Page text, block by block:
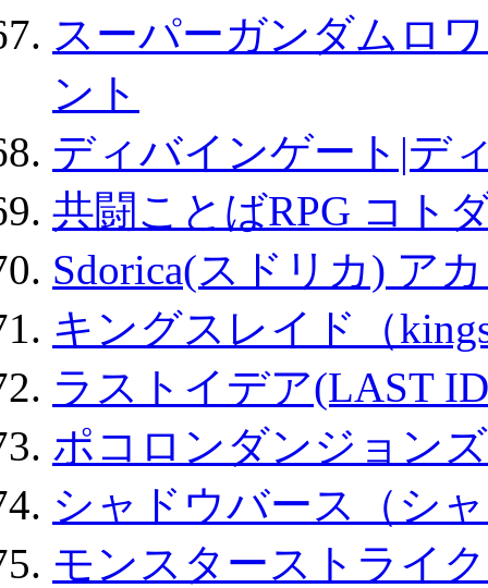
スーパーガンダムロ
ント
ディバインゲート|デ
共闘ことばRPG コト
Sdorica(スドリカ) ア
キングスレイド（
ラストイデア(LAST
ポコロンダンジョン
シャドウバース（シ
モンスターストライ